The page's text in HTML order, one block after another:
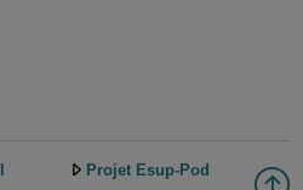
Projet Esup-Pod